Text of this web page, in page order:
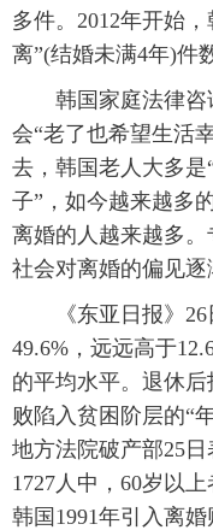
多件。2012年开始
离”(结婚未满4年)件
韩国家庭法律咨
会“老了也希望生活
去，韩国老人大多是
子”，如今越来越多
离婚的人越来越多
社会对离婚的偏见逐
《东亚日报》26
49.6%，远远高于
的平均水平。退休
败陷入贫困阶层的“
地方法院破产部25
1727人中，60岁以
韩国1991年引入离